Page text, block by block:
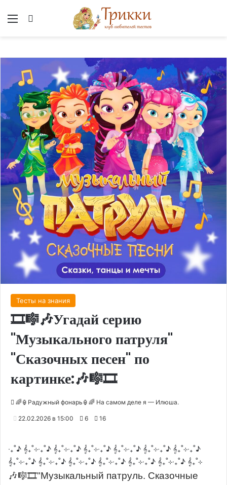
Меню
Тесты на знания
🎞🎼🎶Угадай серию
"Музыкального патруля"
"Сказочных песен" по
картинке:🎶🎼🎞
🌈🏮Радужный фонарь🏮🌈 На самом деле я — Илюша.
22.02.2026 в 15:00 6 16
‧₊˚♪ 𝄞₊˚⊹‧₊˚♪ 𝄞₊˚⊹‧₊˚♪ 𝄞₊˚⊹‧₊˚♪ 𝄞₊˚⊹‧₊˚♪ 𝄞₊˚⊹‧₊˚♪ 𝄞₊˚⊹‧₊˚♪
𝄞₊˚⊹‧₊˚♪ 𝄞₊˚⊹‧₊˚♪ 𝄞₊˚⊹‧₊˚♪ 𝄞₊˚⊹‧₊˚♪ 𝄞₊˚⊹‧₊˚♪ 𝄞₊˚⊹‧₊˚♪ 𝄞₊˚⊹
🎶🎼🎞"Музыкальный патруль. Сказочные